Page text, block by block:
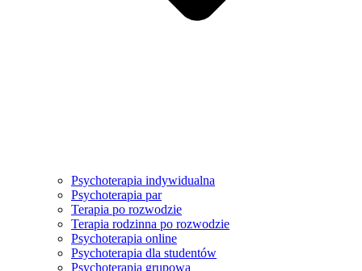
Psychoterapia indywidualna
Psychoterapia par
Terapia po rozwodzie
Terapia rodzinna po rozwodzie
Psychoterapia online
Psychoterapia dla studentów
Psychoterapia grupowa